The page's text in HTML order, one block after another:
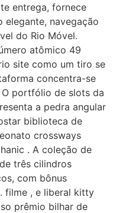
entrega, fornece
elegante, navegação
do Rio Móvel.
atômico 49
site como um tiro se
concentra-se
portfólio de slots da
a pedra angular
biblioteca de
crossways
. A coleção de
três cilindros
com bônus
filme , e liberal kitty
prêmio bilhar de